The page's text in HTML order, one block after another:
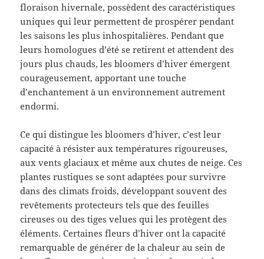
floraison hivernale, possèdent des caractéristiques
uniques qui leur permettent de prospérer pendant
les saisons les plus inhospitalières. Pendant que
leurs homologues d’été se retirent et attendent des
jours plus chauds, les bloomers d’hiver émergent
courageusement, apportant une touche
d’enchantement à un environnement autrement
endormi.
Ce qui distingue les bloomers d’hiver, c’est leur
capacité à résister aux températures rigoureuses,
aux vents glaciaux et même aux chutes de neige. Ces
plantes rustiques se sont adaptées pour survivre
dans des climats froids, développant souvent des
revêtements protecteurs tels que des feuilles
cireuses ou des tiges velues qui les protègent des
éléments. Certaines fleurs d’hiver ont la capacité
remarquable de générer de la chaleur au sein de